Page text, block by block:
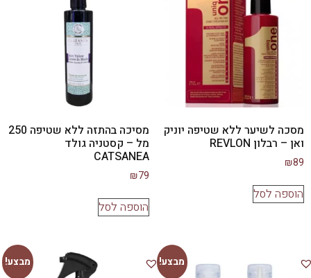
מסכה לשיער ללא שטיפה יוניק
ואן – רבלון REVLON
₪89
הוספה לסל
מסיכה בהתזה ללא שטיפה 250
מל – קסטניה גולד
CATSANEA
₪79
הוספה לסל
מבצע! מבצע!